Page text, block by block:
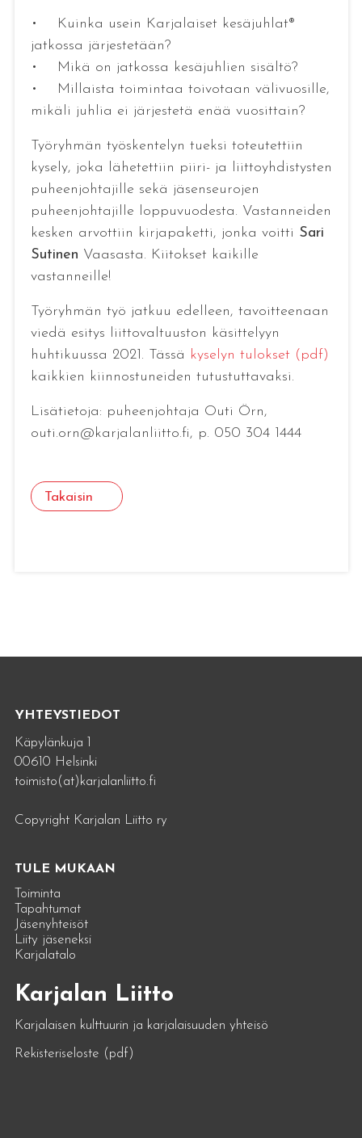
• Kuinka usein Karjalaiset kesäjuhlat®
jatkossa järjestetään?
• Mikä on jatkossa kesäjuhlien sisältö?
• Millaista toimintaa toivotaan välivuosille,
mikäli juhlia ei järjestetä enää vuosittain?
Työryhmän työskentelyn tueksi toteutettiin
kysely, joka lähetettiin piiri- ja liittoyhdistysten
puheenjohtajille sekä jäsenseurojen
puheenjohtajille loppuvuodesta. Vastanneiden
kesken arvottiin kirjapaketti, jonka voitti Sari
Sutinen Vaasasta. Kiitokset kaikille
vastanneille!
Työryhmän työ jatkuu edelleen, tavoitteenaan
viedä esitys liittovaltuuston käsittelyyn
huhtikuussa 2021. Tässä kyselyn tulokset (pdf)
kaikkien kiinnostuneiden tutustuttavaksi.
Lisätietoja: puheenjohtaja Outi Örn,
outi.orn@karjalanliitto.fi, p. 050 304 1444
Takaisin
YHTEYSTIEDOT
Käpylänkuja 1
00610 Helsinki
toimisto(at)karjalanliitto.fi
Copyright Karjalan Liitto ry
TULE MUKAAN
Toiminta
Tapahtumat
Jäsenyhteisöt
Liity jäseneksi
Karjalatalo
Karjalan Liitto
Karjalaisen kulttuurin ja karjalaisuuden yhteisö
Rekisteriseloste (pdf)